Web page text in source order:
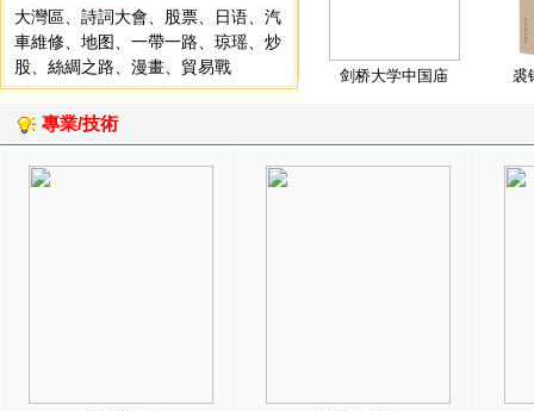
大灣區
詩詞大會 股票 日语
汽
車維修
地图 一帶一路 琼瑶
炒
股
絲綢之路 漫畫 貿易戰 剑桥大学中国庙 裘
專業/技術